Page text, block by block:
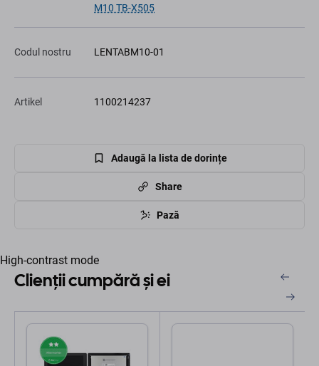
M10 TB-X505
Codul nostru LENTABM10-01
Artikel 1100214237
Adaugă la lista de dorințe
Share
Pază
High-contrast mode
Clienții cumpără și ei